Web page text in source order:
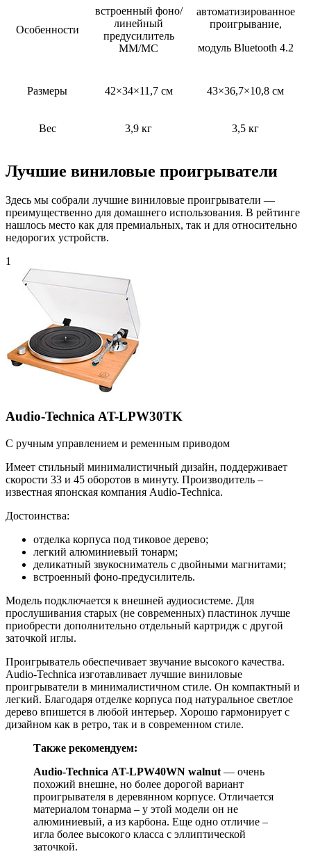
Особенности
встроенный фоно/
линейный
предусилитель
MM/MC
автоматизированное
проигрывание,
модуль Bluetooth 4.2
Размеры 42×34×11,7 см 43×36,7×10,8 см
Вес 3,9 кг 3,5 кг
Лучшие виниловые проигрыватели
Здесь мы собрали лучшие виниловые проигрыватели —
преимущественно для домашнего использования. В рейтинге
нашлось место как для премиальных, так и для относительно
недорогих устройств.
1
Audio-Technica AT-LPW30TK
С ручным управлением и ременным приводом
Имеет стильный минималистичный дизайн, поддерживает
скорости 33 и 45 оборотов в минуту. Производитель –
известная японская компания Audio-Technica.
Достоинства:
отделка корпуса под тиковое дерево;
легкий алюминиевый тонарм;
деликатный звукосниматель с двойными магнитами;
встроенный фоно-предусилитель.
Модель подключается к внешней аудиосистеме. Для
прослушивания старых (не современных) пластинок лучше
приобрести дополнительно отдельный картридж с другой
заточкой иглы.
Проигрыватель обеспечивает звучание высокого качества.
Audio-Technica изготавливает лучшие виниловые
проигрыватели в минималистичном стиле. Он компактный и
легкий. Благодаря отделке корпуса под натуральное светлое
дерево впишется в любой интерьер. Хорошо гармонирует с
дизайном как в ретро, так и в современном стиле.
Также рекомендуем:
Audio-Technica AT-LPW40WN walnut — очень
похожий внешне, но более дорогой вариант
проигрывателя в деревянном корпусе. Отличается
материалом тонарма – у этой модели он не
алюминиевый, а из карбона. Еще одно отличие –
игла более высокого класса с эллиптической
заточкой.